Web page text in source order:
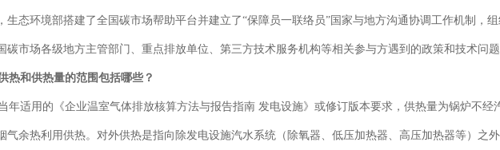
生态环境部搭建了全国碳市场帮助平台并建立了“保障员一联络员”国家与地方沟通协调工作机制，
碳市场各级地方主管部门、重点排放单位、第三方技术服务机构等相关参与方遇到的政策和技术问
热和供热量的范围包括哪些？
年适用的《企业温室气体排放核算方法与报告指南 发电设施》或修订版本要求，供热量为锅炉不
气余热利用供热。对外供热是指向除发电设施汽水系统（除氧器、低压加热器、高压加热器等）之